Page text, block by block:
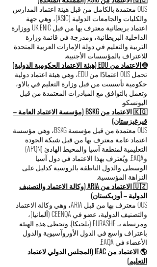
OUS معتمدة بالكامل من قبل هيئة اعتماد المدارس
والكليات والجامعات الدولية (ASIC)، وهي جهة
اعتماد بريطانية معترف بها من قبل UK ENIC ووزارة
الداخلية البريطانية، ومدرجة في قائمة وزارة
التربية والتعليم في دولة الإمارات العربية المتحدة
للاعتراف بالمؤسسات الأجنبية.
🌐 الاعتماد من EDU (هيئة الاعتماد الحكومية الدولية)
تحمل OUS اعتمادًا من EDU، وهي هيئة اعتماد دولية
حكومية تأسست من قبل وزارة التعليم في بالاو،
وتعمل بالتوافق مع المبادرات المعتمدة من قبل
اليونسكو.
🇰🇬 الاعتماد من BSKG (مؤسسة الاعتماد العامة –
قيرغيزستان)
OUS معتمدة من قبل مؤسسة BSKG، وهي مؤسسة
اعتماد عامة معترف بها من قبل شبكة الجودة
التعليمية لمنطقة آسيا والمحيط الهادئ (APQN)
وEAQA. ويُعترف بهذا الاعتماد في دول آسيا
الوسطى والدول الناطقة بالروسية كدليل على
النزاهة المؤسسية.
🇺🇿 الاعتماد من ARIA (وكالة الاعتماد والتصنيف
الدولية – أوزبكستان)
OUS معترف بها من قبل ARIA، وهي وكالة الاعتماد
والتصنيف الدولية، عضو في CEENQA (ألمانيا)،
ومرتبطة بـ EURASHE (بلجيكا). وتحظى هذه الهيئة
باعتراف واسع في الدول الأوروآسيوية والدول
الأعضاء في EAQA.
🌎 الاعتماد من IEAC (المجلس الدولي لاعتماد
التعليم)